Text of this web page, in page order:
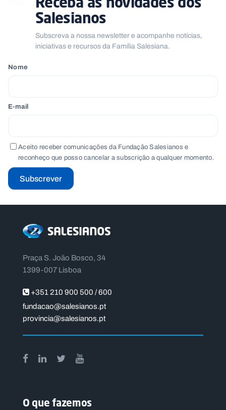
Salesianos
Subscreva a nossa newsletter e acompanhe notícias,
iniciativas e recursos da Família Salesiana.
Nome
E-mail
Aceito receber comunicações da Fundação Salesianos e
reconheço que posso cancelar a subscrição a qualquer momento.
Subscrever
Praça S. João Bosco, 34
1399-007 Lisboa
+351 210 900 500 / 600
fundacao@salesianos.pt
provincia@salesianos.pt
O que fazemos